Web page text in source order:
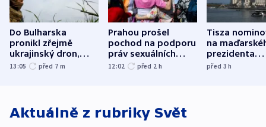
Do Bulharska
pronikl zřejmě
ukrajinský dron,
explodoval kilometr
13:05 před 7 m
Prahou prošel
pochod na podporu
práv sexuálních
menšin
12:02 před 2 h
Tisza
na
prezidenta
bývalého
před 3h
Aktuálně z rubriky Svět